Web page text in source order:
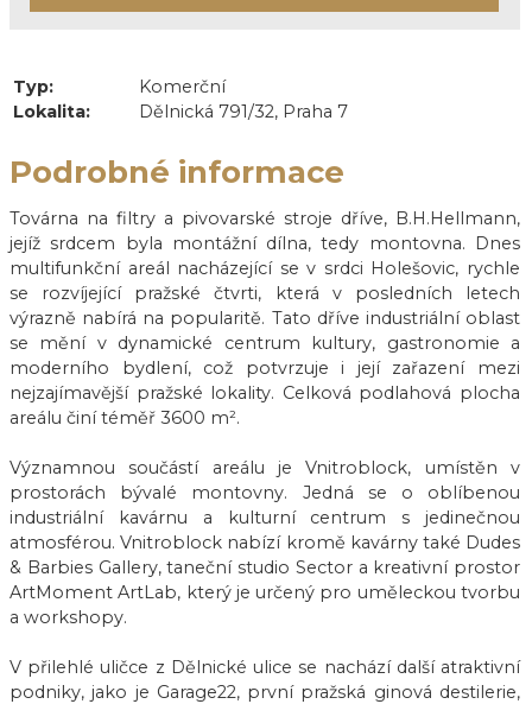
Typ:
Komerční
Lokalita:
Dělnická 791/32, Praha 7
Podrobné informace
Továrna na filtry a pivovarské stroje dříve, B.H.Hellmann,
jejíž srdcem byla montážní dílna, tedy montovna. Dnes
multifunkční areál nacházející se v srdci Holešovic, rychle
se rozvíjející pražské čtvrti, která v posledních letech
výrazně nabírá na popularitě. Tato dříve industriální oblast
se mění v dynamické centrum kultury, gastronomie a
moderního bydlení, což potvrzuje i její zařazení mezi
nejzajímavější pražské lokality. Celková podlahová plocha
areálu činí téměř 3600 m².
Významnou součástí areálu je Vnitroblock, umístěn v
prostorách bývalé montovny. Jedná se o oblíbenou
industriální kavárnu a kulturní centrum s jedinečnou
atmosférou. Vnitroblock nabízí kromě kavárny také Dudes
& Barbies Gallery, taneční studio Sector a kreativní prostor
ArtMoment ArtLab, který je určený pro uměleckou tvorbu
a workshopy.
V přilehlé uličce z Dělnické ulice se nachází další atraktivní
podniky, jako je Garage22, první pražská ginová destilerie,